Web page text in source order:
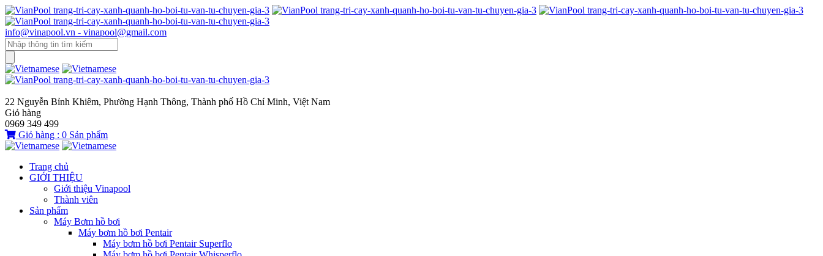
info@vinapool.vn - vinapool@gmail.com
22 Nguyễn Bỉnh Khiêm, Phường Hạnh Thông, Thành phố Hồ Chí Minh, Việt Nam
Giỏ hàng
0969 349 499
Giỏ hàng : 0 Sản phẩm
Trang chủ
GIỚI THIỆU
Giới thiệu Vinapool
Thành viên
Sản phẩm
Máy Bơm hồ bơi
Máy bơm hồ bơi Pentair
Máy bơm hồ bơi Pentair Superflo